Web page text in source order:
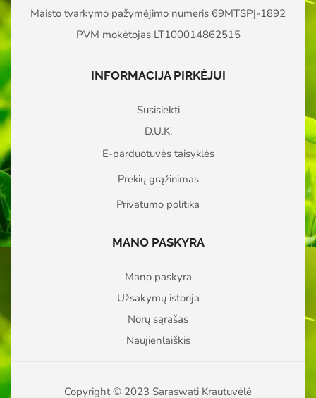
Maisto tvarkymo pažymėjimo numeris 69MTSPĮ-1892
PVM mokėtojas LT100014862515
INFORMACIJA PIRKĖJUI
Susisiekti
D.U.K.
E-parduotuvės taisyklės
Prekių grąžinimas
Privatumo politika
MANO PASKYRA
Mano paskyra
Užsakymų istorija
Norų sąrašas
Naujienlaiškis
Copyright © 2023 Saraswati Krautuvėlė